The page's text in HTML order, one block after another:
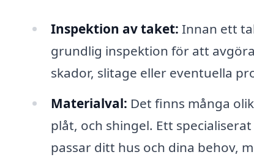
Inspektion av taket: Innan ett
grundlig inspektion för att
skador, slitage eller eventuella
Materialval: Det finns många
plåt, och shingel. Ett
passar ditt hus och dina behov,